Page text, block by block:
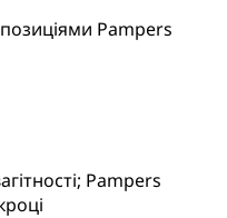
Pampers
Pampers